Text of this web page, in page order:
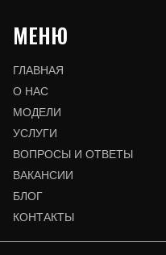
МЕНЮ
ГЛАВНАЯ
О НАС
МОДЕЛИ
УСЛУГИ
ВОПРОСЫ И ОТВЕТЫ
ВАКАНСИИ
БЛОГ
КОНТАКТЫ